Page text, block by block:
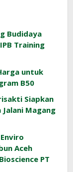
Budidaya
Training
untuk
B50
Siapkan
Magang
Aceh
PT